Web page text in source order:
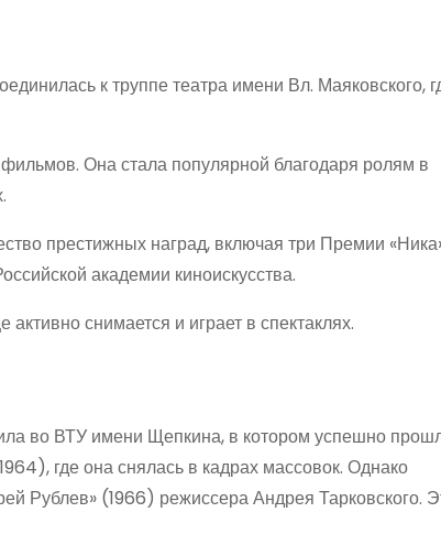
к труппе театра имени Вл. Маяковского,
Она стала популярной благодаря ролям в
престижных наград, включая три Премии
академии киноискусства.
снимается и играет в спектаклях.
во ВТУ имени Щепкина, в котором успешно
где она снялась в кадрах массовок. Однако
Рублев» (1966) режиссера Андрея Тарковского.